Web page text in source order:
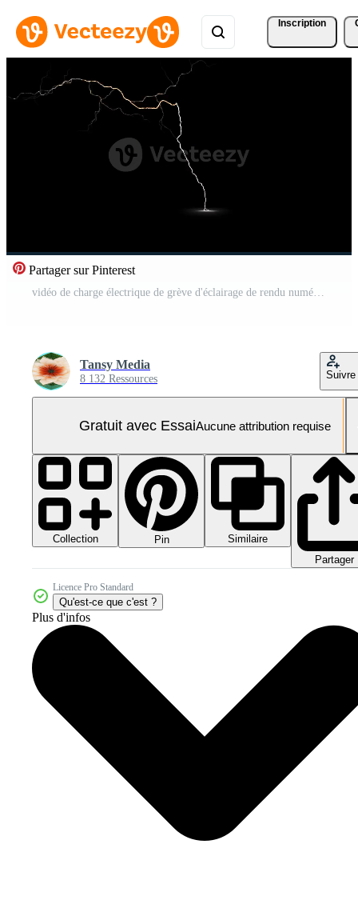
Inscription
Partager sur Pinterest
vidéo de charge électrique de grève d'éclairage de rendu numérique Vidéo Pro
Tansy Media
8 132 Ressources Suivre
Gratuit avec EssaiAucune attribution requise
Collection Pin
Similaire
Partager
Licence Pro Standard
Qu'est-ce que c'est ?
Plus d'infos